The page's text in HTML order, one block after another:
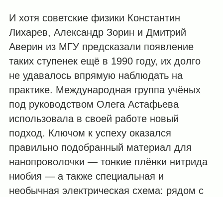
И хотя советские физики Константин
Лихарев, Александр Зорин и Дмитрий
Аверин из МГУ предсказали появление
таких ступенек ещё в 1990 году, их долго
не удавалось впрямую наблюдать на
практике. Международная группа учёных
под руководством Олега Астафьева
использовала в своей работе новый
подход. Ключом к успеху оказался
правильно подобранный материал для
нанопроволочки — тонкие плёнки нитрида
ниобия — а также специальная и
необычная электрическая схема: рядом с